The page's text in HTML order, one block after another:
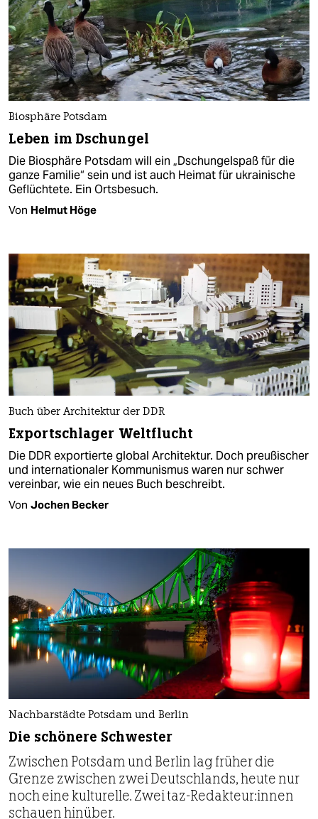
Biosphäre Potsdam
Leben im Dschungel
Die Biosphäre Potsdam will ein „Dschungelspaß für die
ganze Familie“ sein und ist auch Heimat für ukrainische
Geflüchtete. Ein Ortsbesuch.
Von Helmut Höge
Buch über Architektur der DDR
Exportschlager Weltflucht
Die DDR exportierte global Architektur. Doch preußischer
und internationaler Kommunismus waren nur schwer
vereinbar, wie ein neues Buch beschreibt.
Von Jochen Becker
Nachbarstädte Potsdam und Berlin
Die schönere Schwester
Zwischen Potsdam und Berlin lag früher die
Grenze zwischen zwei Deutschlands, heute nur
noch eine kulturelle. Zwei taz-Redakteur:innen
schauen hinüber.